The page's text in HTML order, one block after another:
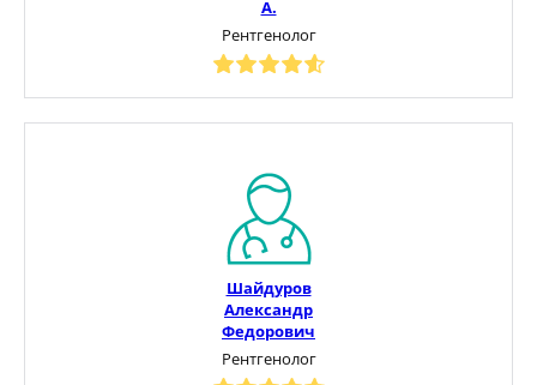
А.
Рентгенолог
Шайдуров
Александр
Федорович
Рентгенолог